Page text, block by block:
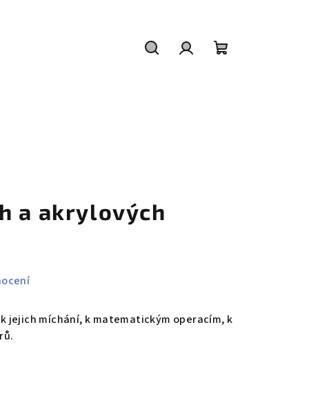
a akrylových
jejich míchání, k matematickým operacím, k